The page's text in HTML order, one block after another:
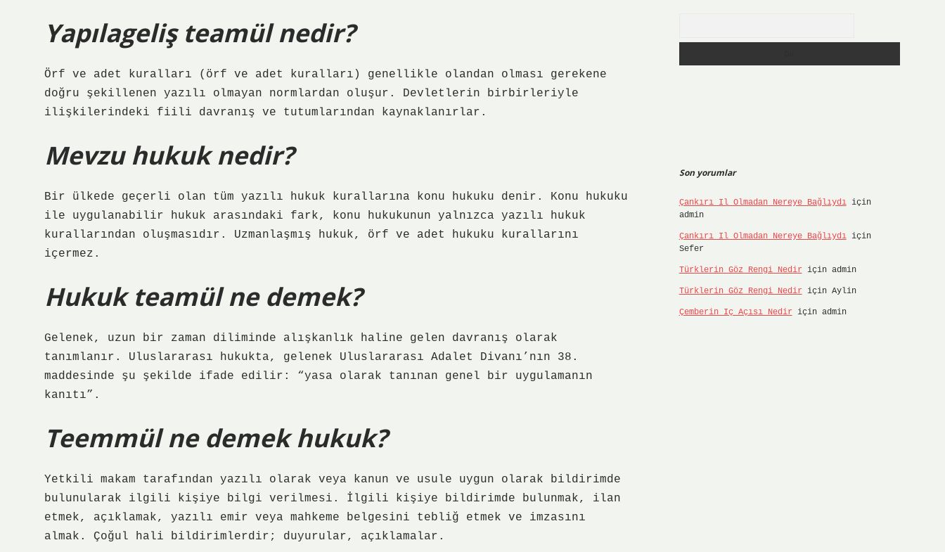
Yapılageliş teamül nedir?
Örf ve adet kuralları (örf ve adet kuralları) genellikle olandan olması gerekene
doğru şekillenen yazılı olmayan normlardan oluşur. Devletlerin birbirleriyle
ilişkilerindeki fiili davranış ve tutumlarından kaynaklanırlar.
Mevzu hukuk nedir?
Bir ülkede geçerli olan tüm yazılı hukuk kurallarına konu hukuku denir. Konu hukuku
ile uygulanabilir hukuk arasındaki fark, konu hukukunun yalnızca yazılı hukuk
kurallarından oluşmasıdır. Uzmanlaşmış hukuk, örf ve adet hukuku kurallarını
içermez.
Hukuk teamül ne demek?
Gelenek, uzun bir zaman diliminde alışkanlık haline gelen davranış olarak
tanımlanır. Uluslararası hukukta, gelenek Uluslararası Adalet Divanı’nın 38.
maddesinde şu şekilde ifade edilir: “yasa olarak tanınan genel bir uygulamanın
kanıtı”.
Teemmül ne demek hukuk?
Yetkili makam tarafından yazılı olarak veya kanun ve usule uygun olarak bildirimde
bulunularak ilgili kişiye bilgi verilmesi. İlgili kişiye bildirimde bulunmak, ilan
etmek, açıklamak, yazılı emir veya mahkeme belgesini tebliğ etmek ve imzasını
almak. Çoğul hali bildirimlerdir; duyurular, açıklamalar.
Son yorumlar
Çankırı Il Olmadan Nereye Bağlıydıiçin
admin
Çankırı Il Olmadan Nereye Bağlıydıiçin
Sefer
Türklerin Göz Rengi Nedir için admin
Türklerin Göz Rengi Nedir için Aylin
Çemberin Iç Açısı Nedir için admin